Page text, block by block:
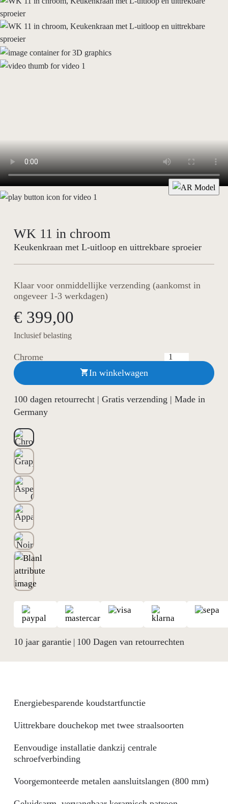
WK 11 in chroom
Keukenkraan met L-uitloop en uittrekbare sproeier
Klaar voor onmiddellijke verzending (aankomst in
ongeveer 1-3 werkdagen)
€ 399,00
Inclusief belasting
Chrome
In winkelwagen
100 dagen retourrecht | Gratis verzending | Made in
Germany
10 jaar garantie| 100 Dagen van retourrechten
Energiebesparende koudstartfunctie
Uittrekbare douchekop met twee straalsoorten
Eenvoudige installatie dankzij centrale
schroefverbinding
Voorgemonteerde metalen aansluitslangen (800 mm)